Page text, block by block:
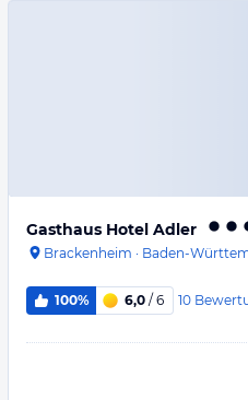
Gasthaus Hotel Adler
Brackenheim · Baden-
100% 6,0 / 6 10